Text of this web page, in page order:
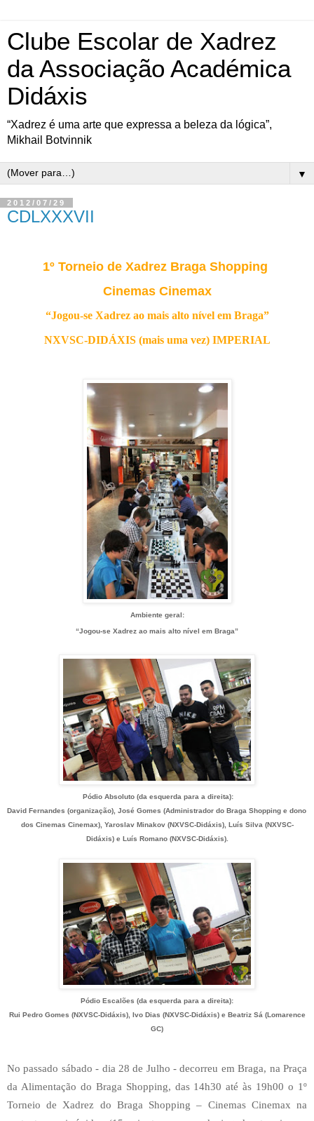
Clube Escolar de Xadrez
da Associação Académica
Didáxis
“Xadrez é uma arte que expressa a beleza da lógica”,
Mikhail Botvinnik
▼
2012/07/29
CDLXXXVII
1º Torneio de Xadrez Braga Shopping
Cinemas Cinemax
“Jogou-se Xadrez ao mais alto nível em Braga”
NXVSC-DIDÁXIS (mais uma vez) IMPERIAL
Ambiente geral:
“Jogou-se Xadrez ao mais alto nível em Braga”
Pódio Absoluto (da esquerda para a direita):
David Fernandes (organização), José Gomes (Administrador do Braga Shopping e dono
dos Cinemas Cinemax), Yaroslav Minakov (NXVSC-Didáxis), Luís Silva (NXVSC-
Didáxis) e Luís Romano (NXVSC-Didáxis).
Pódio Escalões (da esquerda para a direita):
Rui Pedro Gomes (NXVSC-Didáxis), Ivo Dias (NXVSC-Didáxis) e Beatriz Sá (Lomarence
GC)
No passado sábado - dia 28 de Julho - decorreu em Braga, na Praça
da Alimentação do Braga Shopping, das 14h30 até às 19h00 o 1º
Torneio de Xadrez do Braga Shopping – Cinemas Cinemax na